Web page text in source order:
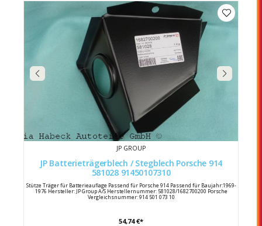
JP GROUP
JP Batterieträgerblech / Stegblech Porsche 914
581028 91450107310
Stütze Träger für Batterieauflage Passend für Porsche 914 Passend für Baujahr:1969-
1976 Hersteller: JP Group A/S Herstellernummer: 581028/1682700200 Porsche
Vergleichsnummer: 914 501 073 10
54,74 €*